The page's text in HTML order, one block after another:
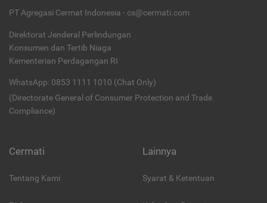
PT Agregasi Cermat Indonesia - cs@cermati.com
Direktorat Jenderal Perlindungan
Konsumen dan Tertib Niaga
Kementerian Perdagangan RI
WhatsApp: 0853 1111 1010 (Chat Only)
(Directorate General of Consumer Protection and Trade
Compliance)
Cermati
Tentang Kami
Lainnya
Syarat & Ketentuan